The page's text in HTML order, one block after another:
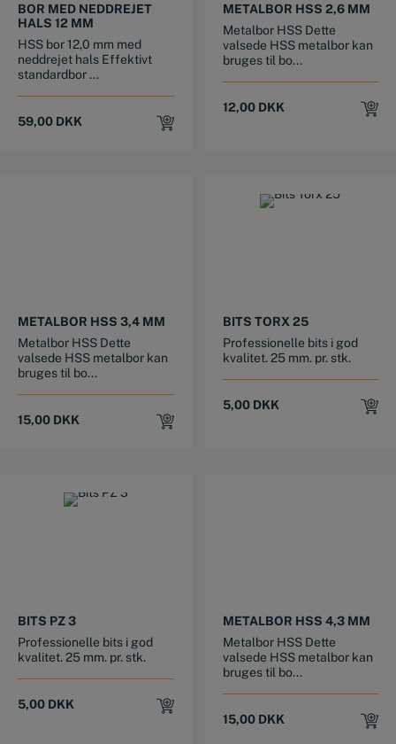
BOR MED NEDDREJET
HALS 12 MM
HSS bor 12,0 mm med
neddrejet hals Effektivt
standardbor ...
59,00 DKK
METALBOR HSS 2,6 MM
Metalbor HSS Dette
valsede HSS metalbor kan
bruges til bo...
12,00 DKK
METALBOR HSS 3,4 MM
Metalbor HSS Dette
valsede HSS metalbor kan
bruges til bo...
15,00 DKK
BITS TORX 25
Professionelle bits i god
kvalitet. 25 mm. pr. stk.
5,00 DKK
BITS PZ 3
Professionelle bits i god
kvalitet. 25 mm. pr. stk.
5,00 DKK
METALBOR HSS 4,3 MM
Metalbor HSS Dette
valsede HSS metalbor kan
bruges til bo...
15,00 DKK